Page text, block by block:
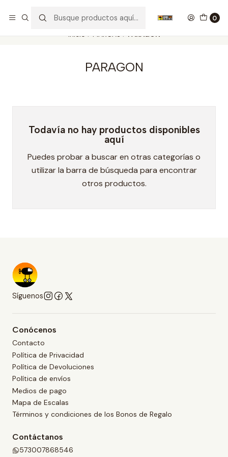
0
Inicio MARCAS PARAGON
PARAGON
Todavía no hay productos disponibles
aquí
Puedes probar a buscar en otras categorías o
utilizar la barra de búsqueda para encontrar
otros productos.
Síguenos
Conócenos
Contacto
Política de Privacidad
Política de Devoluciones
Política de envíos
Medios de pago
Mapa de Escalas
Términos y condiciones de los Bonos de Regalo
Contáctanos
573007868546